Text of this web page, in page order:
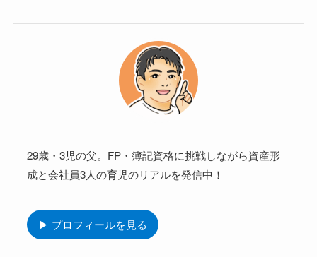
29歳・3児の父。FP・簿記資格に挑戦しながら資産形
成と会社員3人の育児のリアルを発信中！
▶ プロフィールを見る